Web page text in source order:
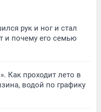
рук и ног и стал
и почему его семью
Как проходит лето в
водой по графику